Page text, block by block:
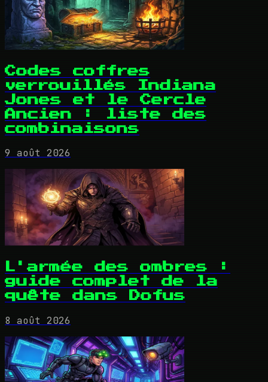
Codes coffres
verrouillés Indiana
Jones et le Cercle
Ancien : liste des
combinaisons
9 août 2026
L'armée des ombres :
guide complet de la
quête dans Dofus
8 août 2026